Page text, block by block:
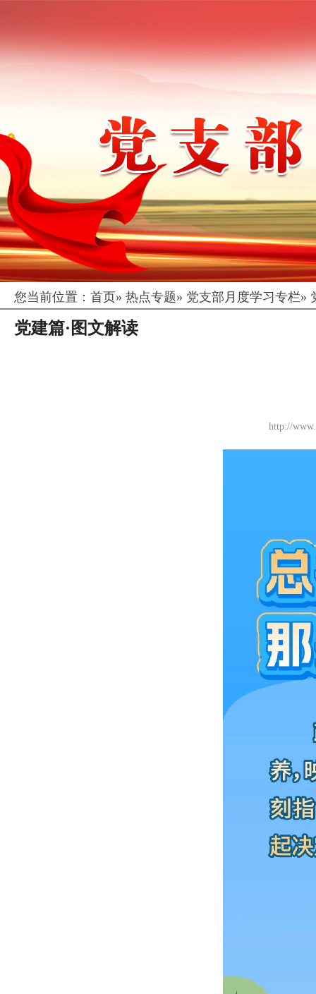
您当前位置： 首页» 热点专题» 党支部月度学习专栏»
党建篇·图文解读
http://